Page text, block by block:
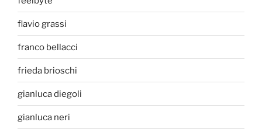
flavio grassi
franco bellacci
frieda brioschi
gianluca diegoli
gianluca neri